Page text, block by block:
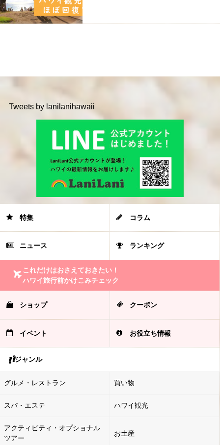
Tweets by lanilanihawaii
特集 コラム
ニュース ランキング
これだけはおさえておきたい！
ハワイ旅行前かけこみチェック
ショップ クーポン
イベント お役立ち情報
ジャンル
グルメ・レストラン 買い物
スパ・エステ ハワイ観光
アクティビティ・オプショナル
ツアー
お土産